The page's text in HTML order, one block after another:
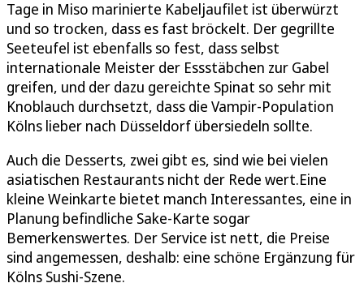
Tage in Miso marinierte Kabeljaufilet ist überwürzt
und so trocken, dass es fast bröckelt. Der gegrillte
Seeteufel ist ebenfalls so fest, dass selbst
internationale Meister der Essstäbchen zur Gabel
greifen, und der dazu gereichte Spinat so sehr mit
Knoblauch durchsetzt, dass die Vampir-Population
Kölns lieber nach Düsseldorf übersiedeln sollte.
Auch die Desserts, zwei gibt es, sind wie bei vielen
asiatischen Restaurants nicht der Rede wert.Eine
kleine Weinkarte bietet manch Interessantes, eine in
Planung befindliche Sake-Karte sogar
Bemerkenswertes. Der Service ist nett, die Preise
sind angemessen, deshalb: eine schöne Ergänzung für
Kölns Sushi-Szene.